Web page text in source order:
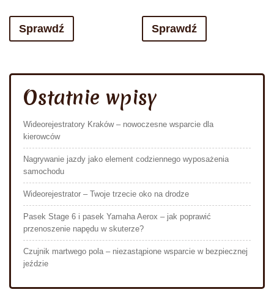
Sprawdź Sprawdź
Ostatnie wpisy
Wideorejestratory Kraków – nowoczesne wsparcie dla
kierowców
Nagrywanie jazdy jako element codziennego wyposażenia
samochodu
Wideorejestrator – Twoje trzecie oko na drodze
Pasek Stage 6 i pasek Yamaha Aerox – jak poprawić
przenoszenie napędu w skuterze?
Czujnik martwego pola – niezastąpione wsparcie w bezpiecznej
jeździe